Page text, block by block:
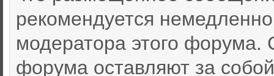
рекомендуется
модератора этого форума.
форума оставляют за